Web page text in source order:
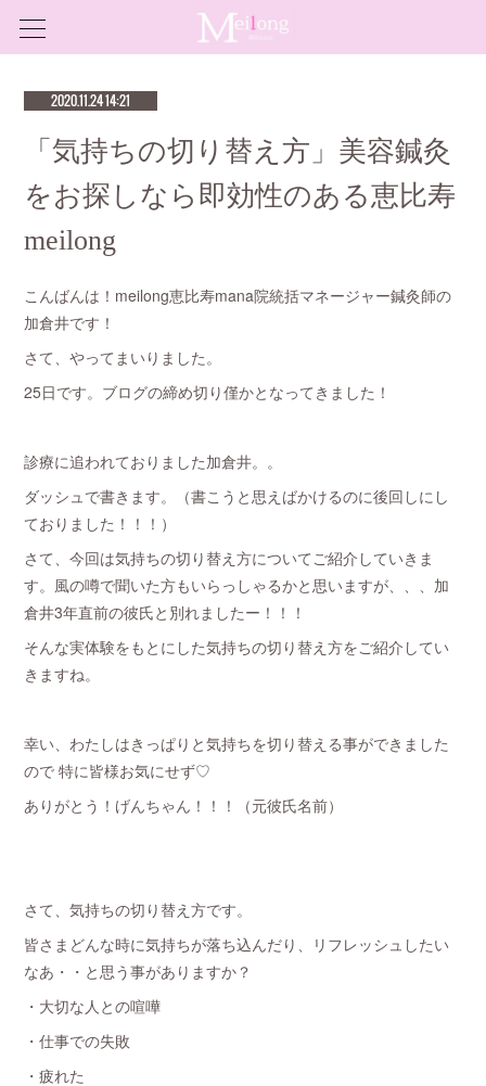
2020.11.24 14:21
「気持ちの切り替え方」美容鍼灸
をお探しなら即効性のある恵比寿
meilong
こんばんは！meilong恵比寿mana院統括マネージャー鍼灸師の
加倉井です！
さて、やってまいりました。
25日です。ブログの締め切り僅かとなってきました！
診療に追われておりました加倉井。。
ダッシュで書きます。（書こうと思えばかけるのに後回しにし
ておりました！！！）
さて、今回は気持ちの切り替え方についてご紹介していきま
す。風の噂で聞いた方もいらっしゃるかと思いますが、、、加
倉井3年直前の彼氏と別れましたー！！！
そんな実体験をもとにした気持ちの切り替え方をご紹介してい
きますね。
幸い、わたしはきっぱりと気持ちを切り替える事ができました
ので 特に皆様お気にせず♡
ありがとう！げんちゃん！！！（元彼氏名前）
さて、気持ちの切り替え方です。
皆さまどんな時に気持ちが落ち込んだり、リフレッシュしたい
なあ・・と思う事がありますか？
・大切な人との喧嘩
・仕事での失敗
・疲れた